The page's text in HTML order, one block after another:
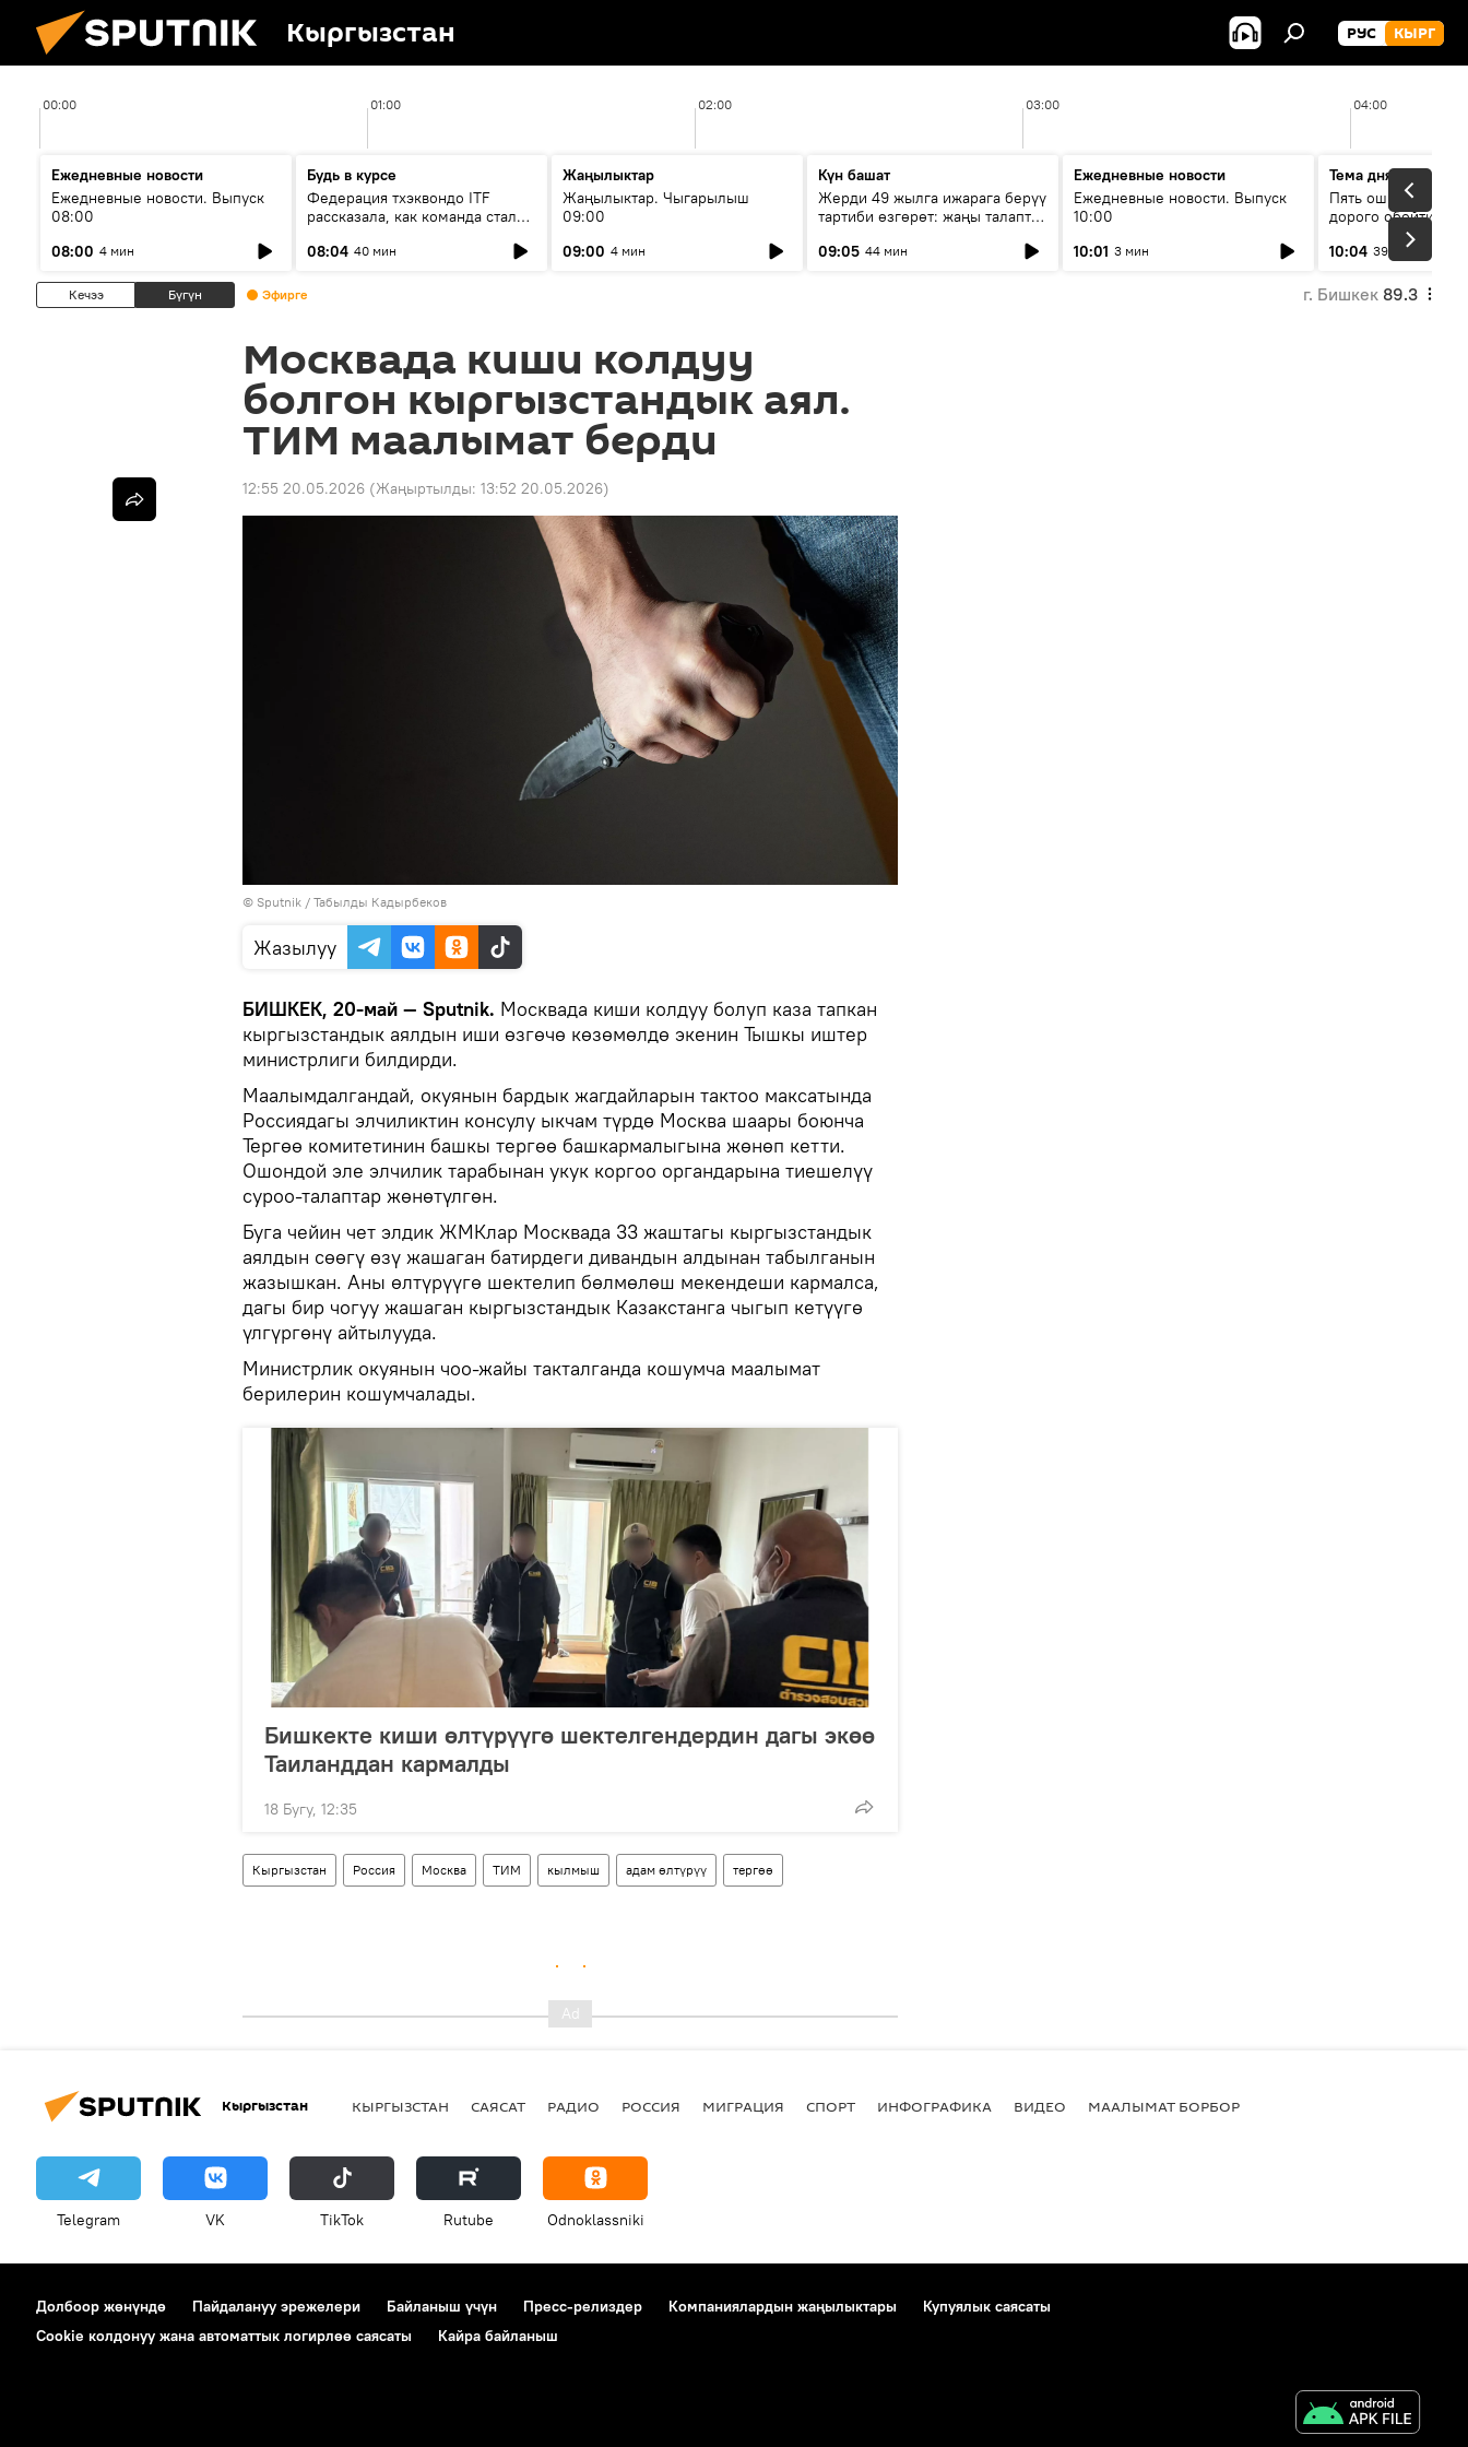
Кыргызстан РУС КЫРГ
00:00 01:00 02:00 03:00 04:00
Ежедневные новости
Ежедневные новости. Выпуск
08:00
08:00 4 мин
Будь в курсе
Федерация тхэквондо ITF
рассказала, как команда стала
08:04 40 мин
Жаңылыктар
Жаңылыктар. Чыгарылыш
09:00
09:00 4 мин
Күн башат
Жерди 49 жылга ижарага берүү
тартиби өзгөрөт: жаңы талаптар
09:05 44 мин
Ежедневные новости
Ежедневные новости. Выпуск
10:00
10:01 3 мин
Тема дня
Пять ошибок
дорого обойтись
10:04 39 мин
Кечээ Бүгүн Эфирге г. Бишкек 89.3
Москвада киши колдуу
болгон кыргызстандык аял.
ТИМ маалымат берди
12:55 20.05.2026 (Жаңыртылды: 13:52 20.05.2026)
© Sputnik / Табылды Кадырбеков
Жазылуу
БИШКЕК, 20-май — Sputnik. Москвада киши колдуу болуп каза тапкан
кыргызстандык аялдын иши өзгөчө көзөмөлдө экенин Тышкы иштер
министрлиги билдирди.
Маалымдалгандай, окуянын бардык жагдайларын тактоо максатында
Россиядагы элчиликтин консулу ыкчам түрдө Москва шаары боюнча
Тергөө комитетинин башкы тергөө башкармалыгына жөнөп кетти.
Ошондой эле элчилик тарабынан укук коргоо органдарына тиешелүү
суроо-талаптар жөнөтүлгөн.
Буга чейин чет элдик ЖМКлар Москвада 33 жаштагы кыргызстандык
аялдын сөөгү өзү жашаган батирдеги дивандын алдынан табылганын
жазышкан. Аны өлтүрүүгө шектелип бөлмөлөш мекендеши кармалса,
дагы бир чогуу жашаган кыргызстандык Казакстанга чыгып кетүүгө
үлгүргөнү айтылууда.
Министрлик окуянын чоо-жайы такталганда кошумча маалымат
берилерин кошумчалады.
Бишкекте киши өлтүрүүгө шектелгендердин дагы экөө
Таиланддан кармалды
18 Бугу, 12:35
Кыргызстан Россия Москва ТИМ кылмыш адам өлтүрүү тергөө
Кыргызстан КЫРГЫЗСТАН САЯСАТ РАДИО РОССИЯ МИГРАЦИЯ СПОРТ ИНФОГРАФИКА ВИДЕО МААЛЫМАТ БОРБОР
Telegram VK ТikТоk Rutube Odnoklassniki
Долбоор жөнүндө Пайдалануу эрежелери Байланыш үчүн Пресс-релиздер Компаниялардын жаңылыктары
Купуялык саясаты
Cookie колдонуу жана автоматтык логирлөө саясаты
Кайра байланыш